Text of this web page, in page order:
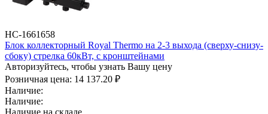
НС-1661658
Блок коллекторный Royal Thermo на 2-3 выхода (сверху-снизу-
сбоку) стрелка 60кВт, с кронштейнами
Авторизуйтесь, чтобы узнать Вашу цену
Розничная цена: 14 137.20 ₽
Наличие:
Наличие:
Наличие на складе